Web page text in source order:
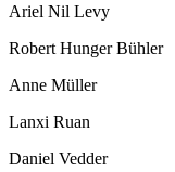
Ariel Nil Levy
Robert Hunger Bühler
Anne Müller
Lanxi Ruan
Daniel Vedder